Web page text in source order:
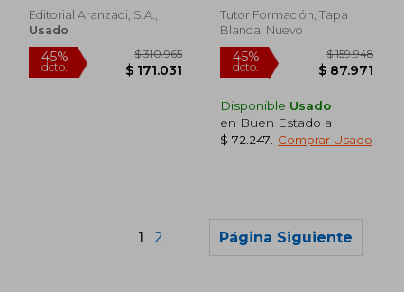
Ballester Pastor,marta
Fernández Prieto
Editorial Aranzadi, S.a.,
Usado
Tutor Formación, Tapa
Blanda, Nuevo
Disponible Usado
en Buen Estado a
$ 72.247
Comprar Usado
1 2 Página Siguiente